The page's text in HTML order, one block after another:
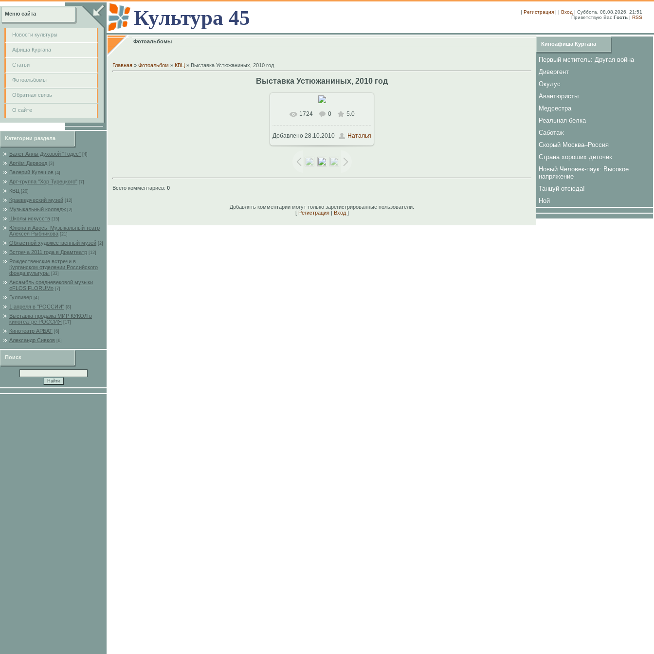
Меню сайта
Новости культуры
Афиша Кургана
Cтатьи
Фотоальбомы
Обратная связь
О сайте
Категории раздела
Балет Аллы Духовой "Тодес" [4]
Артём Дервоед [3]
Валерий Кулешов [4]
Арт-группа "Хор Турецкого" [7]
КВЦ [20]
Краеведческий музей [12]
Музыкальный колледж [2]
Школы искусств [15]
Юнона и Авось. Музыкальный театр
Алексея Рыбникова
[21]
Областной художественный музей [2]
Встреча 2011 года в Драмтеатр [12]
Рождественские встречи в
Курганском отделении Российского
фонда культуры
[33]
Ансамбль средневековой музыки
«FLOS FLORUM» [7]
Гулливер [4]
1 апреля в "РОССИИ" [8]
Выставка-продажа МИР КУКОЛ в
кинотеатре РОССИЯ
[17]
Кинотеатр АРБАТ [6]
Александр Сивков [6]
Поиск
Культура 45 | Регистрация | | Вход | Суббота, 08.08.2026, 21:51
Приветствую Вас Гость | RSS
Фотоальбомы
Главная » Фотоальбом » КВЦ » Выставка Устюжаниных, 2010 год
Выставка Устюжаниных, 2010 год
В реальном размере
1024x683/ 273.1Kb
1724 0 5.0
Добавлено 28.10.2010 Наталья
Всего комментариев: 0
Добавлять комментарии могут только зарегистрированные пользователи.
[ Регистрация| Вход]
Киноафиша Кургана
Первый мститель: Другая война
Дивергент
Окулус
Авантюристы
Медсестра
Реальная белка
Саботаж
Скорый Москва–Россия
Страна хороших деточек
Новый Человек-паук: Высокое
напряжение
Танцуй отсюда!
Ной